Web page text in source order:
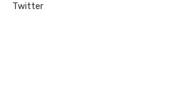
Twitter